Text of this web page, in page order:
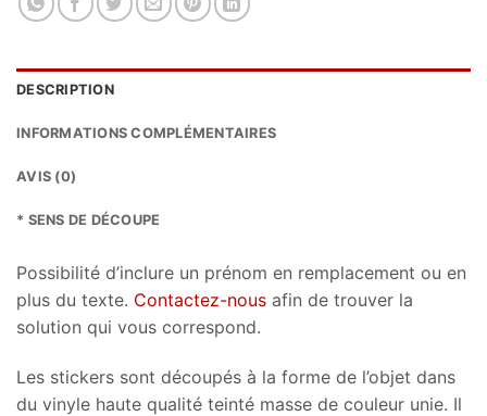
DESCRIPTION
INFORMATIONS COMPLÉMENTAIRES
AVIS (0)
* SENS DE DÉCOUPE
Possibilité d’inclure un prénom en remplacement ou en
plus du texte. Contactez-nous afin de trouver la
solution qui vous correspond.
Les stickers sont découpés à la forme de l’objet dans
du vinyle haute qualité teinté masse de couleur unie. Il